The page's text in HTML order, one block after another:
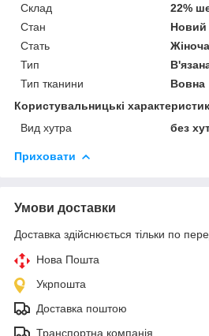
Склад
22%
Стан
Новий
Стать
Жіноча
Тип
Тип тканини
Вовна
Користувальницькі
Вид хутра
без
Приховати
Умови доставки
Доставка здійснюється тільки по
Нова Пошта
Укрпошта
Доставка поштою
Транспортна компанія